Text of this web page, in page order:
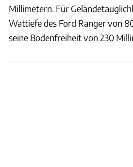
Millimetern. Für
Wattiefe des Ford Ranger von
seine Bodenfreiheit von 230